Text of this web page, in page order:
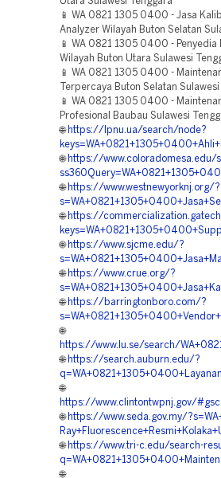
📱 WA 0821 1305 0400 - Jasa
Analyzer Wilayah Buton Selatan
📱 WA 0821 1305 0400 -
Wilayah Buton Utara Sulawesi
📱 WA 0821 1305 0400 -
Terpercaya Buton Selatan
📱 WA 0821 1305 0400 -
Profesional Baubau Sulawesi
🌐 https://lpnu.ua/search/node?
🌐 https://www.coloradomesa.edu/
🌐 https://www.westnewyorknj.org/?
🌐 https://
🌐 https://www.sjcme.edu/?
🌐 https://www.crue.org/?
🌐 https://barringtonboro.com/?
🌐
https://www.lu.se/search/
🌐 https://search.auburn.edu/?
🌐
https://www.clintontwpnj.gov/
🌐 https://www.seda.gov.my/
🌐 https://www.tri-c.edu/search-
🌐